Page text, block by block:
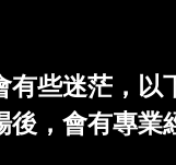
些迷茫，以
後，會有專業